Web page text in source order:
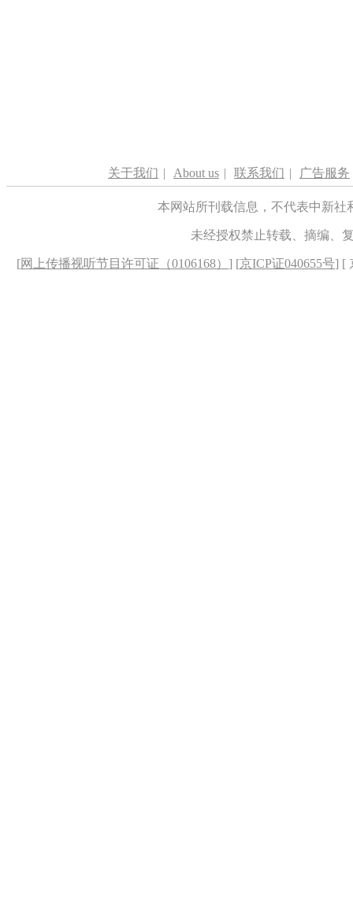
关于我们 | About us | 联系我们 | 广告服务
本网站所刊载信息，不代表中新
未经授权禁止转载、摘编、
[网上传播视听节目许可证（0106168） ] [京ICP证040655号] [